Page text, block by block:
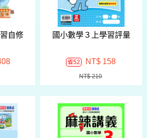
自修 國小數學３上學習評量
省52 NT$ 158
NT$ 210